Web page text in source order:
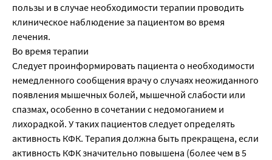
пользы и в случае необходимости терапии проводить
клиническое наблюдение за пациентом во время
лечения.
Во время терапии
Следует проинформировать пациента о необходимости
немедленного сообщения врачу о случаях неожиданного
появления мышечных болей, мышечной слабости или
спазмах, особенно в сочетании с недомоганием и
лихорадкой. У таких пациентов следует определять
активность КФК. Терапия должна быть прекращена, если
активность КФК значительно повышена (более чем в 5